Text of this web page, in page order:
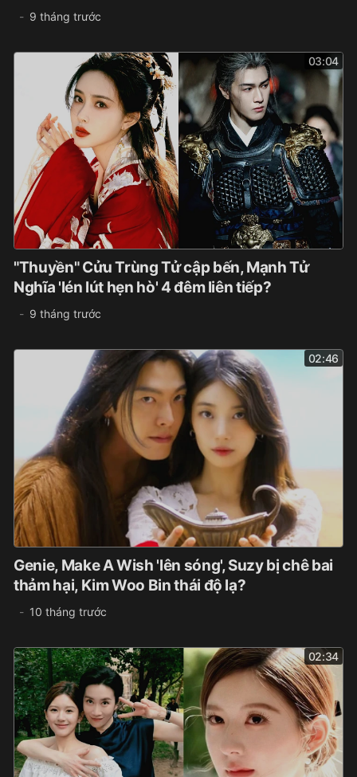
9 tháng trước
03:04
"Thuyền" Cửu Trùng Tử cập bến, Mạnh Tử
Nghĩa 'lén lút hẹn hò' 4 đêm liên tiếp?
9 tháng trước
02:46
Genie, Make A Wish 'lên sóng', Suzy bị chê bai
thảm hại, Kim Woo Bin thái độ lạ?
10 tháng trước
02:34